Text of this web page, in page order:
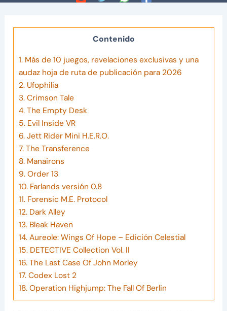
Contenido
1.Más de 10 juegos, revelaciones exclusivas y una
audaz hoja de ruta de publicación para 2026
2.Ufophilia
3.Crimson Tale
4.The Empty Desk
5.Evil Inside VR
6.Jett Rider Mini H.E.R.O.
7.The Transference
8.Manairons
9.Order 13
10.Farlands versión 0.8
11.Forensic M.E. Protocol
12.Dark Alley
13.Bleak Haven
14.Aureole: Wings Of Hope – Edición Celestial
15.DETECTIVE Collection Vol. II
16.The Last Case Of John Morley
17.Codex Lost 2
18.Operation Highjump: The Fall Of Berlin